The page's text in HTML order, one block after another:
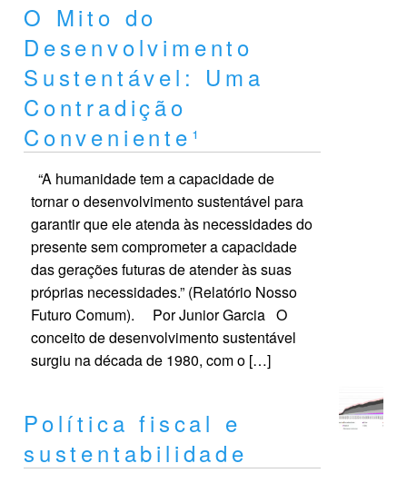
O Mito do
Desenvolvimento
Sustentável: Uma
Contradição
Conveniente¹
“A humanidade tem a capacidade de
tornar o desenvolvimento sustentável para
garantir que ele atenda às necessidades do
presente sem comprometer a capacidade
das gerações futuras de atender às suas
próprias necessidades.” (Relatório Nosso
Futuro Comum). Por Junior Garcia O
conceito de desenvolvimento sustentável
surgiu na década de 1980, com o […]
Política fiscal e
sustentabilidade